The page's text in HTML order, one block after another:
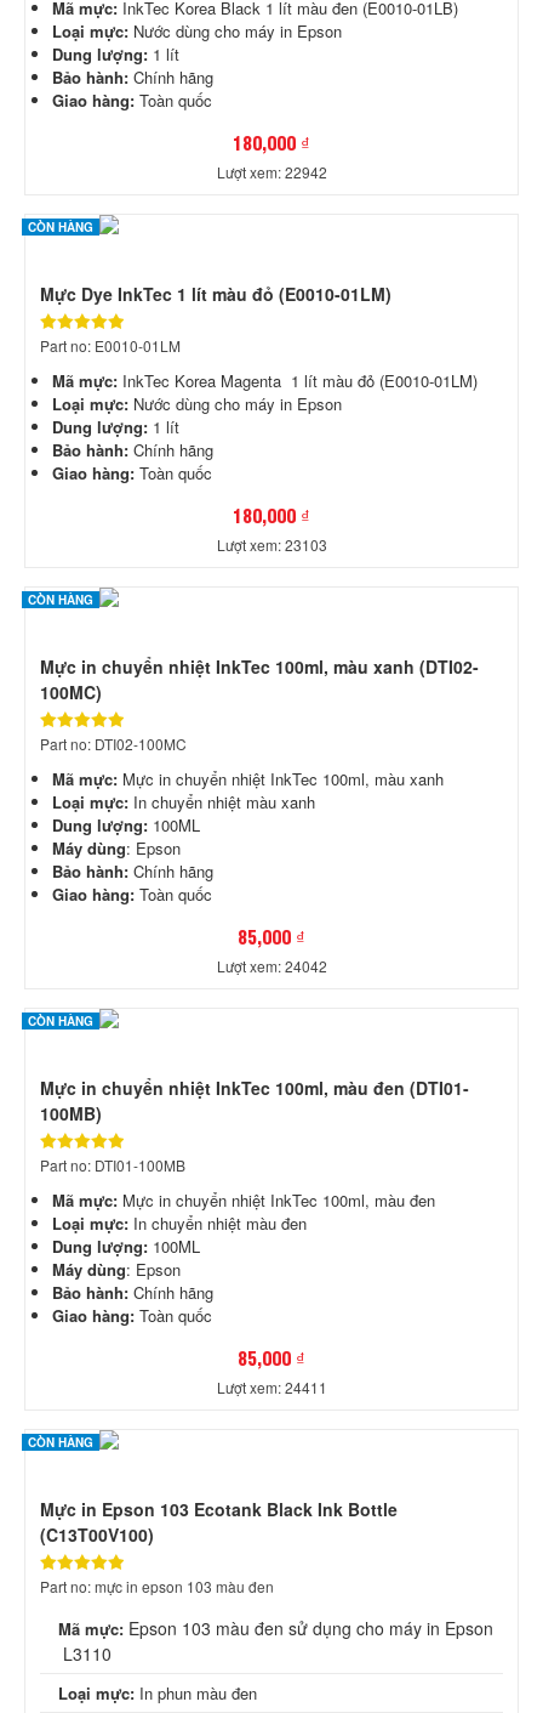
Mã mực: InkTec Korea Black 1 lít màu đen (E0010-01LB)
Loại mực: Nước dùng cho máy in Epson
Dung lượng: 1 lít
Bảo hành: Chính hãng
Giao hàng: Toàn quốc
180,000 ₫
Lượt xem: 22942
CÒN HÀNG
Mực Dye InkTec 1 lít màu đỏ (E0010-01LM)
Part no: E0010-01LM
Mã mực: InkTec Korea Magenta 1 lít màu đỏ (E0010-01LM)
Loại mực: Nước dùng cho máy in Epson
Dung lượng: 1 lít
Bảo hành: Chính hãng
Giao hàng: Toàn quốc
180,000 ₫
Lượt xem: 23103
CÒN HÀNG
Mực in chuyển nhiệt InkTec 100ml, màu xanh (DTI02-
100MC)
Part no: DTI02-100MC
Mã mực: Mực in chuyển nhiệt InkTec 100ml, màu xanh
Loại mực: In chuyển nhiệt màu xanh
Dung lượng: 100ML
Máy dùng: Epson
Bảo hành: Chính hãng
Giao hàng: Toàn quốc
85,000 ₫
Lượt xem: 24042
CÒN HÀNG
Mực in chuyển nhiệt InkTec 100ml, màu đen (DTI01-
100MB)
Part no: DTI01-100MB
Mã mực: Mực in chuyển nhiệt InkTec 100ml, màu đen
Loại mực: In chuyển nhiệt màu đen
Dung lượng: 100ML
Máy dùng: Epson
Bảo hành: Chính hãng
Giao hàng: Toàn quốc
85,000 ₫
Lượt xem: 24411
CÒN HÀNG
Mực in Epson 103 Ecotank Black Ink Bottle
(C13T00V100)
Part no: mực in epson 103 màu đen
Mã mực: Epson 103 màu đen sử dụng cho máy in Epson
L3110
Loại mực: In phun màu đen